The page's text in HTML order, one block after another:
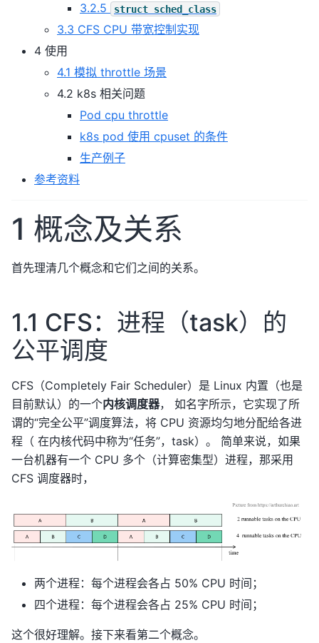
3.2.5 struct sched_class
3.3 CFS CPU 带宽控制实现
4 使用
4.1 模拟 throttle 场景
4.2 k8s 相关问题
Pod cpu throttle
k8s pod 使用 cpuset 的条件
生产例子
参考资料
1 概念及关系
首先理清几个概念和它们之间的关系。
1.1 CFS：进程（task）的
公平调度
CFS（Completely Fair Scheduler）是 Linux 内置（也是
目前默认）的一个内核调度器， 如名字所示，它实现了所
谓的“完全公平”调度算法，将 CPU 资源均匀地分配给各进
程（ 在内核代码中称为“任务”，task）。 简单来说，如果
一台机器有一个 CPU 多个（计算密集型）进程，那采用
CFS 调度器时，
两个进程：每个进程会各占 50% CPU 时间；
四个进程：每个进程会各占 25% CPU 时间；
这个很好理解。接下来看第二个概念。